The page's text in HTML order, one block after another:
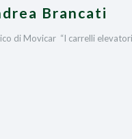
Brancati
di Movicar “I carrelli